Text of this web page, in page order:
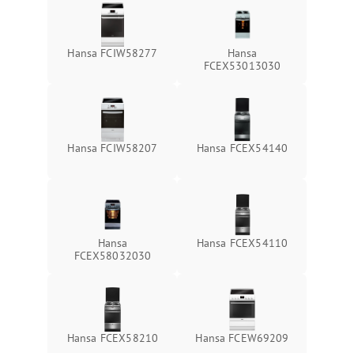
Hansa FCIW58277
Hansa
FCEX53013030
Hansa FCIW58207 Hansa FCEX54140
Hansa
FCEX58032030
Hansa FCEX54110
Hansa FCEX58210 Hansa FCEW69209